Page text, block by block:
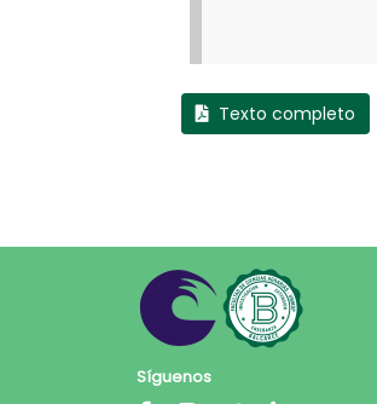
Texto completo
Síguenos